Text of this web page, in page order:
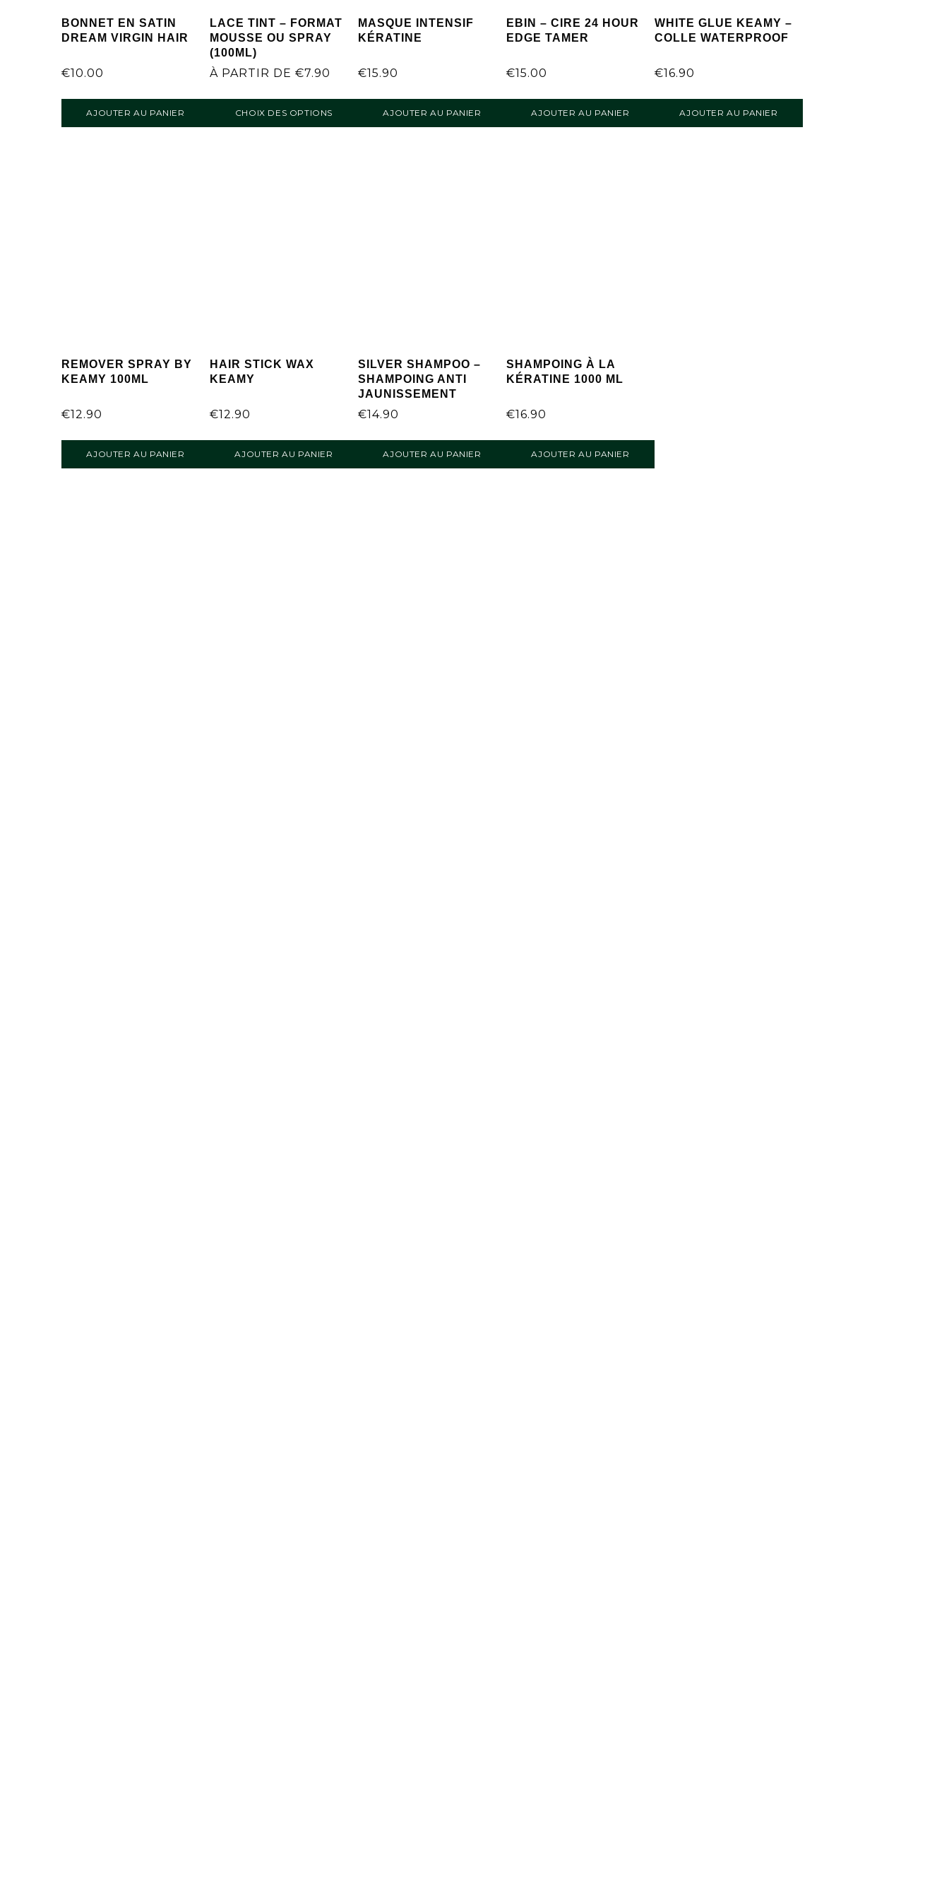
BONNET EN SATIN
DREAM VIRGIN HAIR
€10.00
AJOUTER AU PANIER
LACE TINT – FORMAT
MOUSSE OU SPRAY
(100ML)
À PARTIR DE €7.90
CHOIX DES OPTIONS
MASQUE INTENSIF
KÉRATINE
€15.90
AJOUTER AU PANIER
EBIN – CIRE 24 HOUR
EDGE TAMER
€15.00
AJOUTER AU PANIER
WHITE GLUE KEAMY –
COLLE WATERPROOF
€16.90
AJOUTER AU PANIER
REMOVER SPRAY BY
KEAMY 100ML
€12.90
AJOUTER AU PANIER
HAIR STICK WAX
KEAMY
€12.90
AJOUTER AU PANIER
SILVER SHAMPOO –
SHAMPOING ANTI
JAUNISSEMENT
€14.90
AJOUTER AU PANIER
SHAMPOING À LA
KÉRATINE 1000 ML
€16.90
AJOUTER AU PANIER